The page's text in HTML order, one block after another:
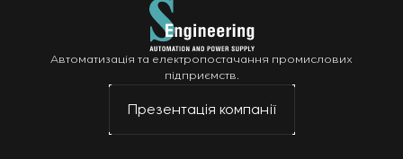
Автоматизація та електропостачання промислових
підприємств.
Презентація компанії